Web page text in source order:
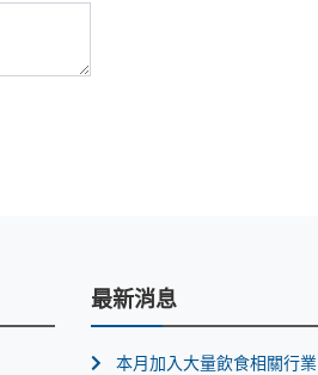
最新消息
本月加入大量飲食相關行業